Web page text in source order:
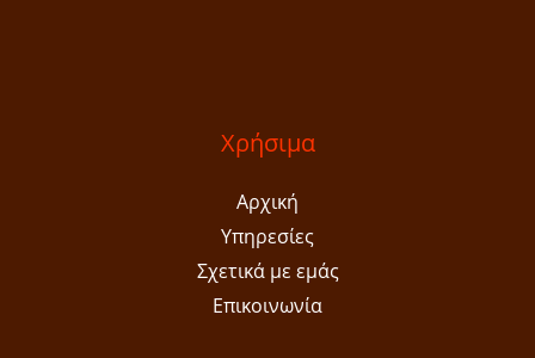
Χρήσιμα
Αρχική
Υπηρεσίες
Σχετικά με εμάς
Επικοινωνία